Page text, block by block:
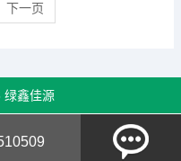
下一页
绿鑫佳源